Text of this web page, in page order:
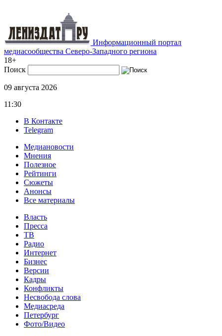
Информационный портал
медиасообщества Северо-Западного региона
18+
Поиск
09 августа 2026
11:30
В Контакте
Telegram
Медиановости
Мнения
Полезное
Рейтинги
Сюжеты
Анонсы
Все материалы
Власть
Пресса
ТВ
Радио
Интернет
Бизнес
Версии
Кадры
Конфликты
Несвобода слова
Медиасреда
Петербург
Фото/Видео